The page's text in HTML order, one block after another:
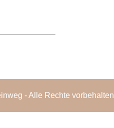
- Alle Rechte vorbehalten